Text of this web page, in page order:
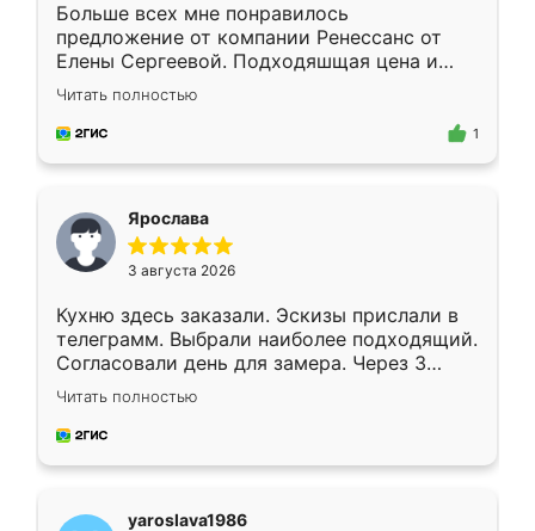
Больше всех мне понравилось
предложение от компании Ренессанс от
Елены Сергеевой. Подходяшщая цена и
короткие сроки изготовления. Приехавший
для замера сотрудник Владислав
предложил по моему эскизу самый
Читать полностью
1
Ярослава
3 августа 2026
Кухню здесь заказали. Эскизы прислали в
телеграмм. Выбрали наиболее подходящий.
Согласовали день для замера. Через 3
недели кухня была уже готова. Остались
довольны работой. Спасибо Ренессанс
мебель за качественную работу!
Читать полностью
yaroslava1986